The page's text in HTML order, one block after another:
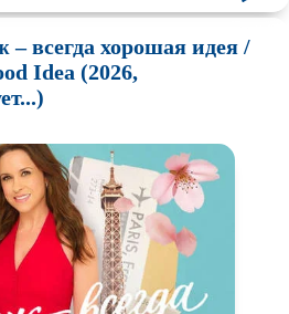
всегда хорошая идея /
Idea (2026,